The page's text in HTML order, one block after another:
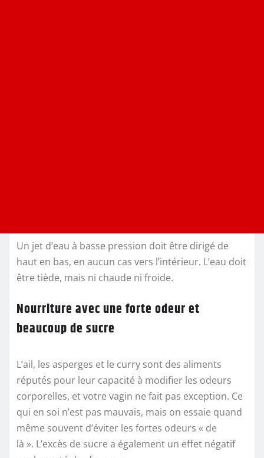
Un jet d’eau à basse pression doit être dirigé de
haut en bas, en aucun cas vers l’intérieur. L’eau doit
être tiède, mais ni chaude ni froide.
Nourriture avec une forte odeur et
beaucoup de sucre
L’ail, les asperges et le curry sont des aliments
réputés pour leur capacité à modifier les odeurs
corporelles, et votre vagin ne fait pas exception. Ce
qui en soi n’est pas mauvais, mais on essaie quand
même souvent d’éviter les fortes odeurs « de
là ». L’excès de sucre a également un effet négatif